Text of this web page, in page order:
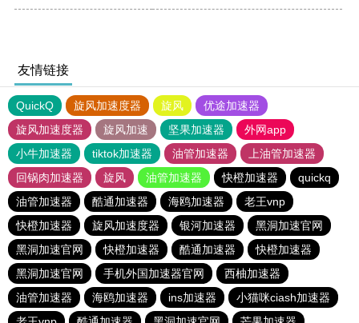
友情链接
QuickQ 旋风加速度器 旋风
优途加速器
旋风加速度器
旋风加速 坚果加速器
外网app
小牛加速器
tiktok加速器 油管加速器
上油管加速器
回锅肉加速器
旋风 油管加速器 快橙加速器
quickq
油管加速器
酷通加速器 海鸥加速器
老王vnp
快橙加速器
旋风加速度器 银河加速器
黑洞加速官网
黑洞加速官网
快橙加速器 酷通加速器
快橙加速器
黑洞加速官网
手机外国加速器官网
西柚加速器
油管加速器
海鸥加速器 ins加速器
小猫咪ciash加速器